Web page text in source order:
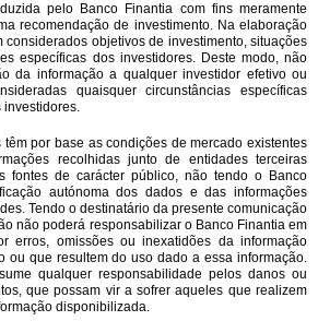
pelo Banco Finantia com fins meramente
recomendação de investimento. Na elaboração
considerados objetivos de investimento, situações
específicas dos investidores. Deste modo, não
da informação a qualquer investidor efetivo ou
quaisquer circunstâncias específicas
investidores.
por base as condições de mercado existentes
recolhidas junto de entidades terceiras
fontes de carácter público, não tendo o Banco
autónoma dos dados e das informações
Tendo o destinatário da presente comunicação
não poderá responsabilizar o Banco Finantia em
erros, omissões ou inexatidões da informação
ou que resultem do uso dado a essa informação.
qualquer responsabilidade pelos danos ou
que possam vir a sofrer aqueles que realizem
disponibilizada.